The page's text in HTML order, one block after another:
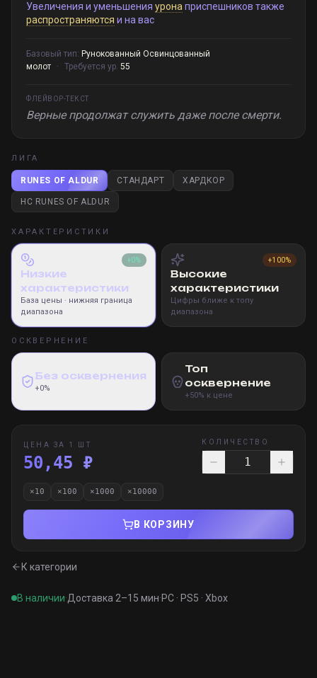
Увеличения и уменьшения урона приспешников также
распространяются и на вас
Базовый тип: Рунокованный Освинцованный
молот
· Требуется ур. 55
ФЛЕЙВОР-ТЕКСТ
Верные продолжат служить даже после смерти.
ЛИГА
RUNES OF ALDUR СТАНДАРТ ХАРДКОР
HC RUNES OF ALDUR
ХАРАКТЕРИСТИКИ
+0%
Низкие
характеристики
База цены · нижняя граница
диапазона
+100%
Высокие
характеристики
Цифры ближе к топу
диапазона
ОСКВЕРНЕНИЕ
Без осквернения
+0%
Топ
осквернение
+50% к цене
ЦЕНА ЗА 1 ШТ
50,45 ₽
КОЛИЧЕСТВО
×10 ×100 ×1000 ×10000
В КОРЗИНУ
К категории
В наличии·Доставка 2–15 мин·PC · PS5 · Xbox